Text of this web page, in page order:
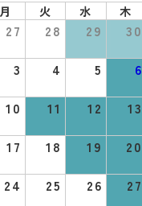
月 火 水 木
27 28 29 30
3 4 5 6
10 11 12 13
17 18 19 20
24 25 26 27